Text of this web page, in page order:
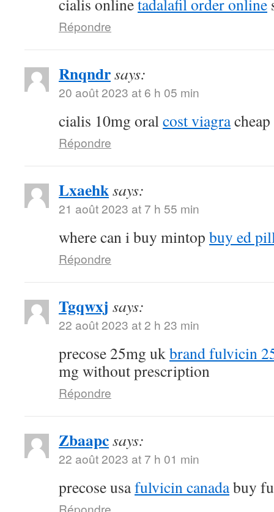
Répondre
Rnqndrsays:
20 août 2023 at 6 h 05 min
cialis 10mg oral cost viagra
Répondre
Lxaehksays:
21 août 2023 at 7 h 55 min
where can i buy mintop buy ed
Répondre
Tgqwxj says:
22 août 2023 at 2 h 23 min
precose 25mg uk brand fulvicin
mg without prescription
Répondre
Zbaapcsays:
22 août 2023 at 7 h 01 min
precose usafulvicin canadabuy
Répondre